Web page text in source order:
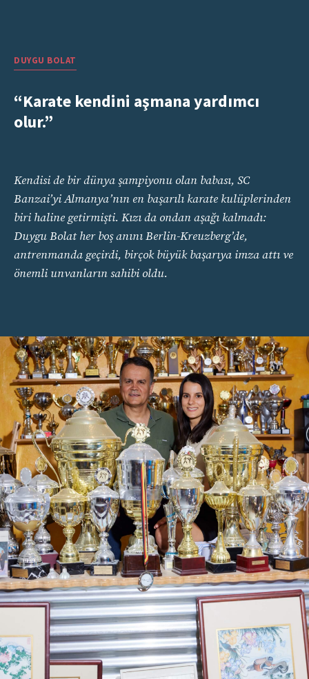
DUYGU BOLAT
“Karate kendini aşmana yardımcı
olur.”
Kendisi de bir dünya şampiyonu olan babası, SC
Banzai’yi Almanya’nın en başarılı karate kulüplerinden
biri haline getirmişti. Kızı da ondan aşağı kalmadı:
Duygu Bolat her boş anını Berlin-Kreuzberg’de,
antrenmanda geçirdi, birçok büyük başarıya imza attı ve
önemli unvanların sahibi oldu.